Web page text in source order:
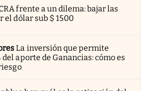
frente a un dilema: bajar las
el dólar sub $ 1500
La inversión que permite
aporte de Ganancias: cómo es